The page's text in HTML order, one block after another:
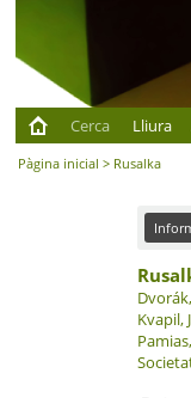
Cerca
Lliura
Pàgina inicial > Rusalka
Kvapil,